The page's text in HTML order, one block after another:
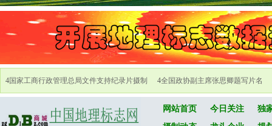
4国家工商行政管理总局文件支持纪录片摄制 4全国政协副主席张思卿题写片名
网站首页 今日关注
独